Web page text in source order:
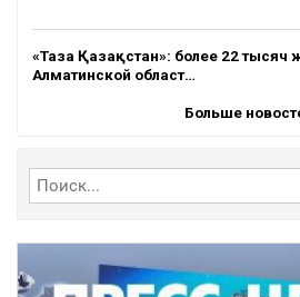
«Таза Қазақстан»: более 22 тысяч
Алматинской област…
Больше